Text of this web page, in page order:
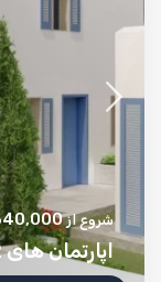
شروع از340,000 €
اپارتمان های 2 خوابه در مولوس